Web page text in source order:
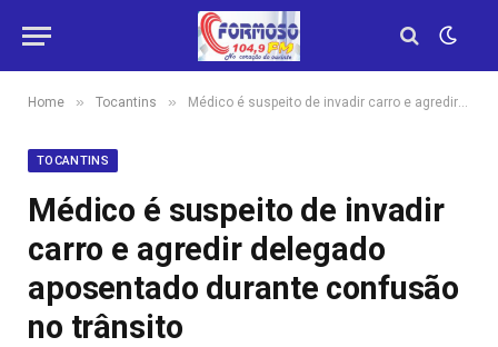
Home » Tocantins » Médico é suspeito de invadir carro e agredir delegado aposentado durante confusão no trânsito
TOCANTINS
Médico é suspeito de invadir
carro e agredir delegado
aposentado durante confusão
no trânsito